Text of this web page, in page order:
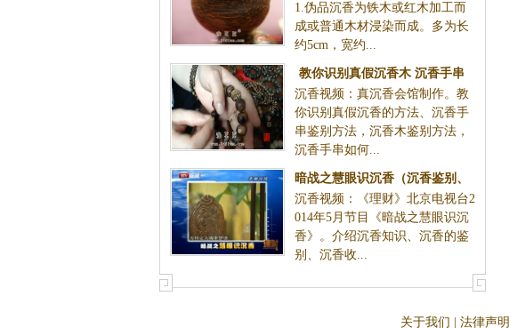
1.伪品沉香为铁木或红木加工而
成或普通木材浸染而成。多为长
约5cm，宽约...
教你识别真假沉香木 沉香手串
鉴别方法 | 沉香视频
沉香视频：真沉香会馆制作。教
你识别真假沉香的方法、沉香手
串鉴别方法，沉香木鉴别方法，
沉香手串如何...
暗战之慧眼识沉香（沉香鉴别、
沉香知识）|《理财》2014
沉香视频：《理财》北京电视台2
014年5月节目《暗战之慧眼识沉
香》。介绍沉香知识、沉香的鉴
别、沉香收...
关于我们 法律声明